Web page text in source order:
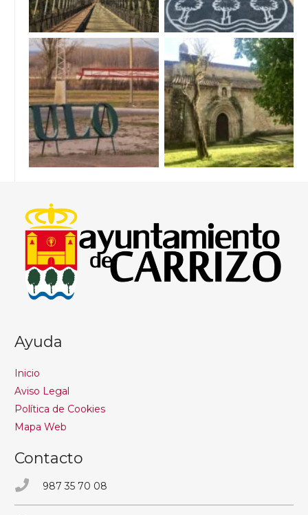
Ayuda
Inicio
Aviso Legal
Política de Cookies
Mapa Web
Contacto
987 35 70 08